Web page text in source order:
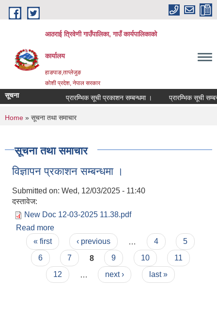
Skip to main content
आठराई त्रिवेणी गाउँपालिका, गाउँ कार्यपालिकाको
कार्यालय
हाङपाङ,ताप्लेजुङ
कोशी प्रदेश, नेपाल सरकार
सूचना प्रारम्भिक सूची प्रकाशन सम्बन्धमा । प्रारम्भिक सूची
You are here
Home » सूचना तथा समाचार
सूचना तथा समाचार
विज्ञापन प्रकाशन सम्बन्धमा ।
Submitted on: Wed, 12/03/2025 - 11:40
दस्तावेज:
New Doc 12-03-2025 11.38.pdf
Read more
Pages
« first ‹ previous 4
5
6
7 8 9 10
11
12
next › last »